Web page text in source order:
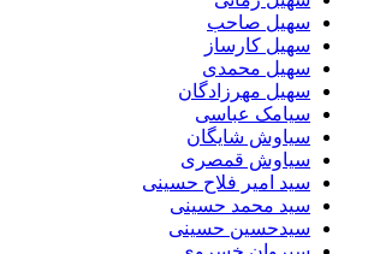
سهیل صاحب
سهیل کارساز
سهیل محمدی
سهیل مهرزادگان
سیامک عباسی
سیاوش شایگان
سیاوش قمصری
سید امیر فلاح حسینی
سید محمد حسینی
سیدحسین حسینی